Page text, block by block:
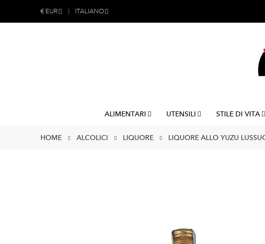
€ EUR ITALIANO
ALIMENTARI UTENSILI STILE DI VITA
HOME ALCOLICI LIQUORE LIQUORE ALLO YUZU